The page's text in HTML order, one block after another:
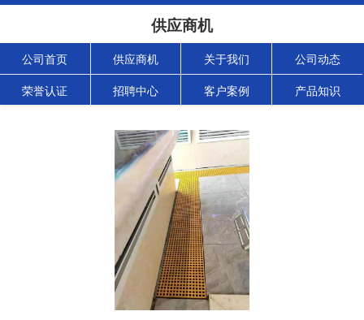
供应商机
公司首页 供应商机 关于我们 公司动态
荣誉认证 招聘中心 客户案例 产品知识